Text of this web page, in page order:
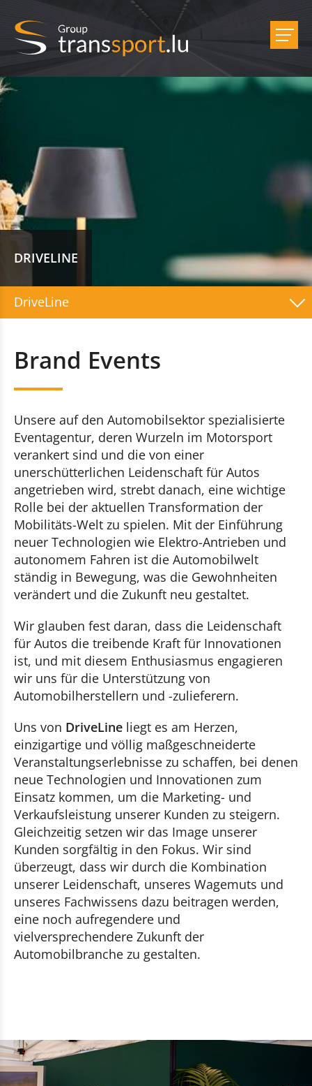
DRIVELINE
DriveLine
Brand Events
Incentive
Race and Rally Logistic
Kontaktieren Sie uns
Brand Events
Unsere auf den Automobilsektor spezialisierte
Eventagentur, deren Wurzeln im Motorsport
verankert sind und die von einer
unerschütterlichen Leidenschaft für Autos
angetrieben wird, strebt danach, eine wichtige
Rolle bei der aktuellen Transformation der
Mobilitäts-Welt zu spielen. Mit der Einführung
neuer Technologien wie Elektro-Antrieben und
autonomem Fahren ist die Automobilwelt
ständig in Bewegung, was die Gewohnheiten
verändert und die Zukunft neu gestaltet.
Wir glauben fest daran, dass die Leidenschaft
für Autos die treibende Kraft für Innovationen
ist, und mit diesem Enthusiasmus engagieren
wir uns für die Unterstützung von
Automobilherstellern und -zulieferern.
Uns von DriveLine liegt es am Herzen,
einzigartige und völlig maßgeschneiderte
Veranstaltungserlebnisse zu schaffen, bei denen
neue Technologien und Innovationen zum
Einsatz kommen, um die Marketing- und
Verkaufsleistung unserer Kunden zu steigern.
Gleichzeitig setzen wir das Image unserer
Kunden sorgfältig in den Fokus. Wir sind
überzeugt, dass wir durch die Kombination
unserer Leidenschaft, unseres Wagemuts und
unseres Fachwissens dazu beitragen werden,
eine noch aufregendere und
vielversprechendere Zukunft der
Automobilbranche zu gestalten.